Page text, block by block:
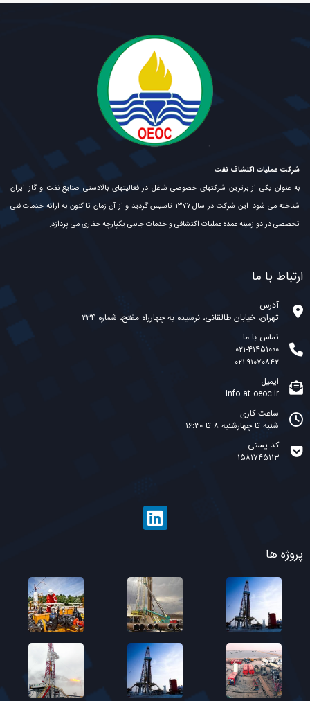
شرکت عملیات اکتشاف نفت
به عنوان یکی از برترین شرکتهای خصوصی شاغل در فعالیتهای بالادستی صنایع نفت و گاز ایران
شناخته می شود. این شرکت در سال ۱۳۷۷ تاسیس گردید و از آن زمان تا کنون به ارائه خدمات فنی
تخصصی در دو زمینه عمده عملیات اکتشافی و خدمات جانبی یکپارچه حفاری می پردازد.
ارتباط با ما
آدرس
تهران، خیابان طالقانی، نرسیده به چهارراه مفتح، شماره ۲۳۴
تماس با ما
۰۲۱-۴۱۴۵۱۰۰۰
۰۲۱-۹۱۰۷۰۸۴۲
ایمیل
info at oeoc.ir
ساعت کاری
شنبه تا چهارشنبه ۸ تا ۱۶:۳۰
کد پستی
۱۵۸۱۷۴۵۱۱۳
پروژه ها